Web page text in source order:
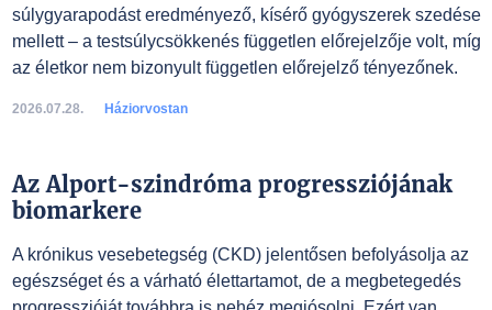
súlygyarapodást eredményező, kísérő gyógyszerek szedése
mellett – a testsúlycsökkenés független előrejelzője volt, míg
az életkor nem bizonyult független előrejelző tényezőnek.
2026.07.28. Háziorvostan
Az Alport-szindróma progressziójának
biomarkere
A krónikus vesebetegség (CKD) jelentősen befolyásolja az
egészséget és a várható élettartamot, de a megbetegedés